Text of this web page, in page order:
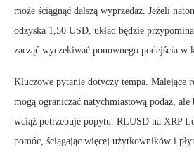
może ściągnąć dalszą wyprzedaż. Jeżeli
odzyska 1,50 USD, układ będzie
zacząć wyczekiwać ponownego podejścia w
Kluczowe pytanie dotyczy tempa. Malejące
mogą ograniczać natychmiastową podaż,
wciąż potrzebuje popytu. RLUSD na XRP
pomóc, ściągając więcej użytkowników i